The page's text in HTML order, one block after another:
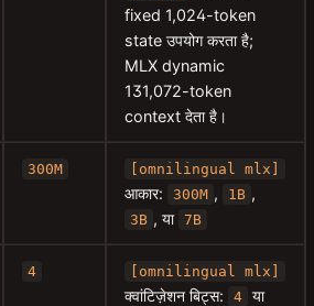
fixed 1,024-token
state उपयोग करता है;
MLX dynamic
131,072-token
context देता है।
300M [omnilingual mlx]
आकार: 300M , 1B ,
3B , या 7B
4 [omnilingual mlx]
क्वांटिज़ेशन बिट्स: 4 या